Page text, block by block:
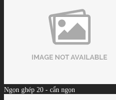
Ngọn ghép 20 - cẩn ngọn